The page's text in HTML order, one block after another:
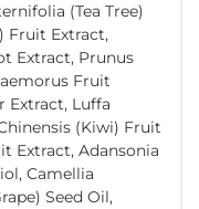
(Tea Tree)
Fruit Extract,
Extract, Prunus
Fruit
Extract, Luffa
(Kiwi) Fruit
Extract, Adansonia
Camellia
Seed Oil,